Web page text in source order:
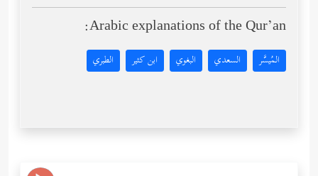
Arabic explanations of the Qur’an:
المُيسَّر السعدي البغوي ابن كثير الطبري